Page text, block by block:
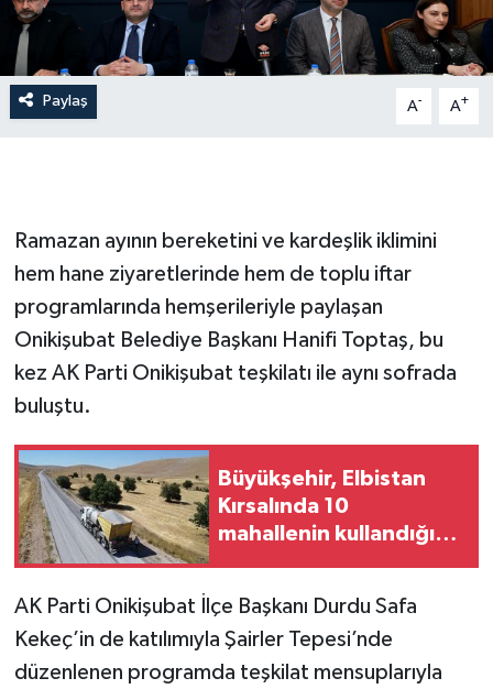
Paylaş A- A+
Ramazan ayının bereketini ve kardeşlik iklimini
hem hane ziyaretlerinde hem de toplu iftar
programlarında hemşerileriyle paylaşan
Onikişubat Belediye Başkanı Hanifi Toptaş, bu
kez AK Parti Onikişubat teşkilatı ile aynı sofrada
buluştu.
Büyükşehir, Elbistan
Kırsalında 10
mahallenin kullandığı
AK Parti Onikişubat İlçe Başkanı Durdu Safa
Kekeç’in de katılımıyla Şairler Tepesi’nde
düzenlenen programda teşkilat mensuplarıyla